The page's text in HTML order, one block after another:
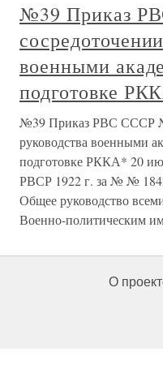
№39 Приказ
военными
подготовке
№39 Приказ РВС СССР №
руководства военными
подготовке РККА* 20
РВСР 1922 г. за № №
Общее руководство
Военно-политическим
О